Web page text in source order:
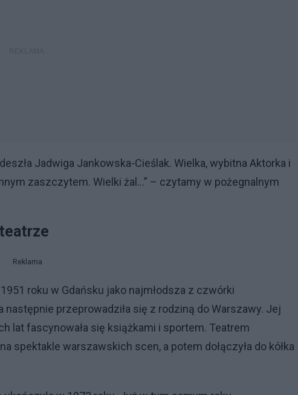
Jadwiga Jankowska-Cieślak. Wielka, wybitna Aktorka i
zaszczytem. Wielki żal…” – czytamy w pożegnalnym
Reklama
roku w Gdańsku jako najmłodsza z czwórki
przeprowadziła się z rodziną do Warszawy. Jej
lat fascynowała się książkami i sportem. Teatrem
spektakle warszawskich scen, a potem dołączyła do kółka